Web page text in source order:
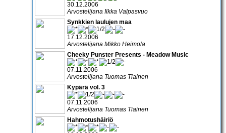
30.12.2006
Arvostelijana Ilkka Valpasvuo
Synkkien laulujen maa
17.12.2006
Arvostelijana Mikko Heimola
Cheeky Punster Presents - Meadow Music
07.11.2006
Arvostelijana Tuomas Tiainen
Kypärä vol. 3
07.11.2006
Arvostelijana Tuomas Tiainen
Hahmotushäiriö